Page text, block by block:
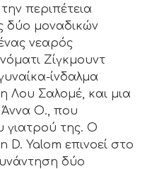
περιπέτεια
δύο μοναδικών
νεαρός
Ζίγκμουντ
ίνδαλμα
Λου Σαλομέ, και μια
Άννα Ο., που
γιατρού της. Ο
D. Yalom επινοεί στο
δύο